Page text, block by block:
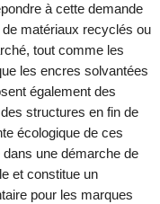
à cette demande
matériaux recyclés ou
tout comme les
les encres solvantées
également des
structures en fin de
écologique de ces
une démarche de
et constitue un
pour les marques